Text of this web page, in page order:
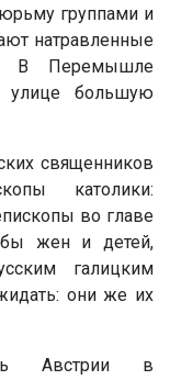
группами и
натравленные
В Перемышле
улице большую
священников
католики:
во главе
жен и детей,
галицким
они же их
Австрии в